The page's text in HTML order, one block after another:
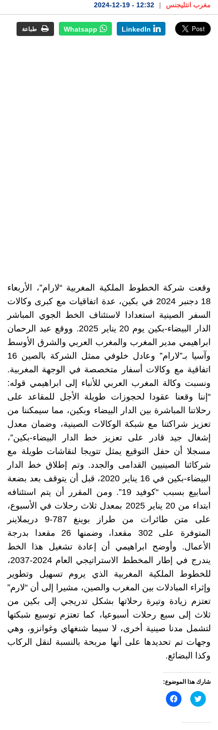
مغرب انتليجنس |
12:32 - 2024-12-19
LinkedIn
Whatsapp طباعة
وقعت شركة الخطوط الملكية المغربية “لارام”، الأربعاء
18 دجنبر 2024 في بكين، عدة اتفاقيات مع كبرى وكالات
السفر الصينية استعدادا لاستئناف الخط الجوي المباشر
الدار البيضاء-بكين يوم 20 يناير 2025.
ووقع عبد الرحمان
ابراهيمي مدير المغرب والمغرب العربي والشرق الأوسط
وآسيا بـ”لارام” وعادل خلوفي ممثل الشركة بالصين 16
اتفاقية مع وكالات أسفار متخصصة في الوجهة المغربية.
ونسبت وكالة المغرب العربي للأنباء إلى ابراهيمي قوله:
“إننا وقعنا عقودا لحجوزات طويلة الأجل للمقاعد على
رحلاتنا المباشرة بين الدار البيضاء وبكين، مما سيمكننا من
تعزيز شراكتنا مع شبكة الوكالات الصينية، وضمان معدل
إشغال جيد قادر على تعزيز خط الدار البيضاء-بكين”،
مسجلا أن حفل التوقيع يمثل تتويجا لنقاشات طويلة مع
شركائنا الصينيين القدامى والجدد. وتم إطلاق خط الدار
البيضاء-بكين في 16 يناير 2020، قبل أن يتوقف بعد بضعة
أسابيع بسبب “كوفيد 19”.
ومن المقرر أن يتم استئنافه
ابتداء من 20 يناير 2025 بمعدل ثلاث رحلات في الأسبوع،
على متن طائرات من طراز بوينغ 787-9 دريملاينر
المتوفرة على 302 مقعدا، وضمنها 26 مقعدا بدرجة
الأعمال. وأوضح ابراهيمي أن إعادة تشغيل هذا الخط
يندرج في إطار المخطط الاستراتيجي العام 2024-2037،
للخطوط الملكية المغربية الذي يروم تسهيل وتطوير
وإثراء المبادلات بين المغرب والصين، مشيرا إلى أن “لارم”
تعتزم زيادة وتيرة رحلاتها بشكل تدريجي إلى بكين من
ثلاث إلى سبع رحلات أسبوعيا، كما تعتزم توسيع شبكتها
لتشمل مدنا صينية أخرى، لا سيما شنغهاي وغوانزو، وهي
وجهات تم تحديدها على أنها مربحة بالنسبة لنقل الركاب
وكذا البضائع.
شارك هذا الموضوع:
اضغط
للمشاركة
(فتح
انقر
للمشاركة